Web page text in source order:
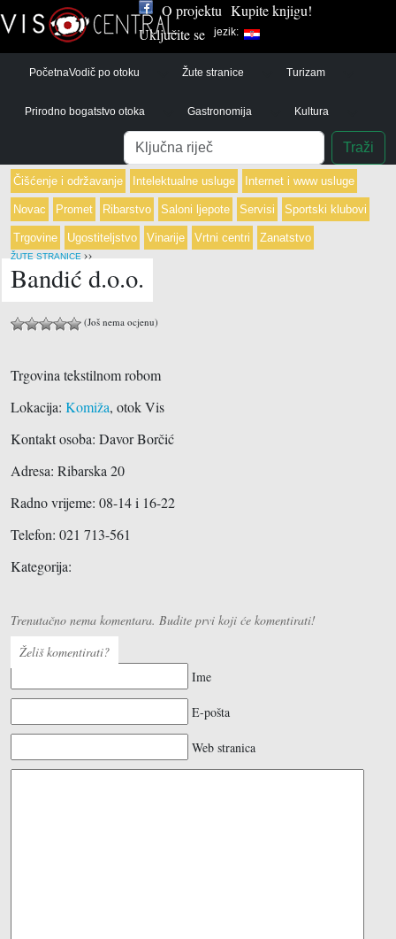
O projektu Kupite knjigu!
Uključite se
jezik:
PočetnaVodič po otoku Žute stranice Turizam
Prirodno bogatstvo otoka Gastronomija Kultura
Pretraga
Traži
Čišćenje i održavanje Intelektualne usluge Internet i www usluge
Novac Promet Ribarstvo Saloni ljepote Servisi Sportski klubovi
Trgovine Ugostiteljstvo Vinarije Vrtni centri Zanatstvo
ŽUTE STRANICE ››
Bandić d.o.o.
(Još nema ocjenu)
Trgovina tekstilnom robom
Lokacija: Komiža, otok Vis
Kontakt osoba: Davor Borčić
Adresa: Ribarska 20
Radno vrijeme: 08-14 i 16-22
Telefon: 021 713-561
Kategorija:
Trenutačno nema komentara. Budite prvi koji će komentirati!
Želiš komentirati?
Ime
E-pošta
Web stranica